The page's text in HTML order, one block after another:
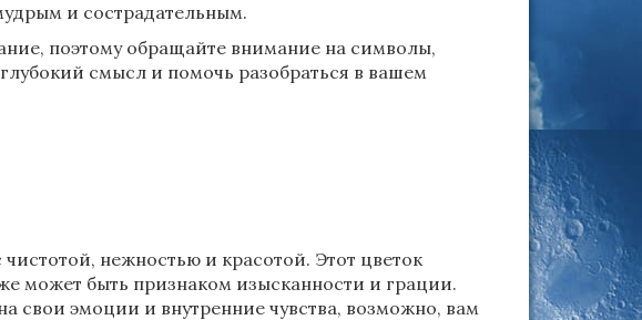
и сострадательным.
поэтому обращайте внимание на символы,
смысл и помочь разобраться в вашем
нежностью и красотой. Этот цветок
может быть признаком изысканности и грации.
свои эмоции и внутренние чувства, возможно, вам